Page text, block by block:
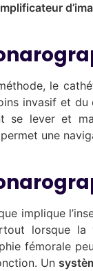
le
invasif et du
se lever et
permet une
implique
lorsque la
fémorale
Un